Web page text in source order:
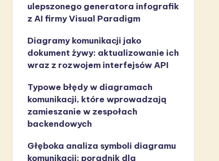
ulepszonego generatora infografik
z AI firmy Visual Paradigm
Diagramy komunikacji jako
dokument żywy: aktualizowanie ich
wraz z rozwojem interfejsów API
Typowe błędy w diagramach
komunikacji, które wprowadzają
zamieszanie w zespołach
backendowych
Głęboka analiza symboli diagramu
komunikacji: poradnik dla